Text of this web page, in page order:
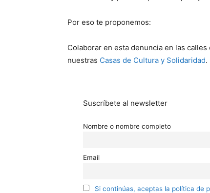
Por eso te proponemos:
Colaborar en esta denuncia en las
nuestras Casas de Cultura y Solidaridad.
Suscríbete al newsletter
Nombre o nombre completo
Email
Si continúas, aceptas la política de